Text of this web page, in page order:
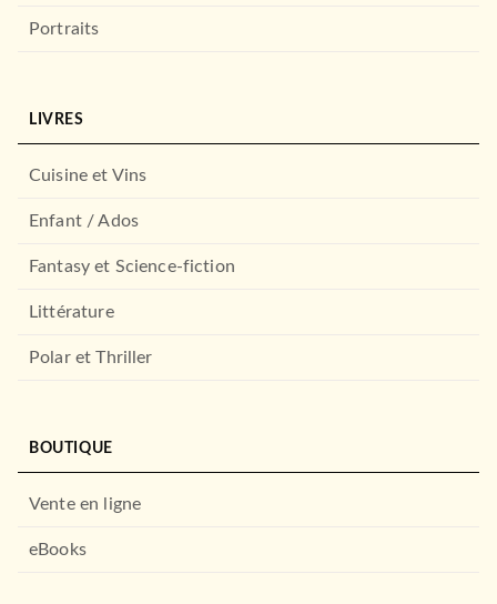
Portraits
LIVRES
Cuisine et Vins
Enfant / Ados
Fantasy et Science-fiction
Littérature
Polar et Thriller
BOUTIQUE
Vente en ligne
eBooks